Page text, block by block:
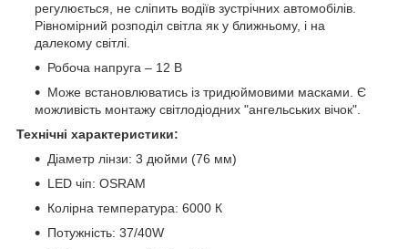
регулюється, не сліпить водіїв зустрічних автомобілів.
Рівномірний розподіл світла як у ближньому, і на
далекому світлі.
Робоча напруга – 12 В
Може встановлюватись із тридюймовими масками. Є
можливість монтажу світлодіодних "ангельських вічок".
Технічні характеристики:
Діаметр лінзи: 3 дюйми (76 мм)
LED чіп: OSRAM
Колірна температура: 6000 К
Потужність: 37/40W